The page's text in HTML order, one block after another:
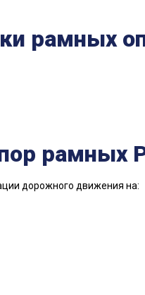
рамных
рамных
дорожного движения на: